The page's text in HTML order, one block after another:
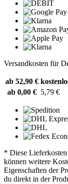
Versandkosten für
ab 52,90 €
ab 0,00 € 5,79 €
* Diese
können weitere
Eigenschaften der
du direkt in der